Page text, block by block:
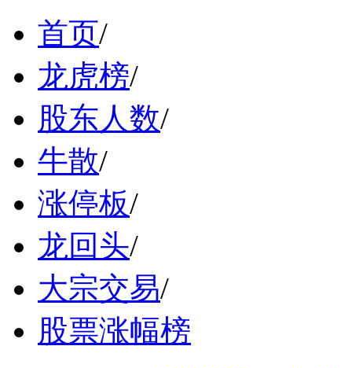
首页/
龙虎榜/
股东人数/
牛散/
涨停板/
龙回头/
大宗交易/
股票涨幅榜